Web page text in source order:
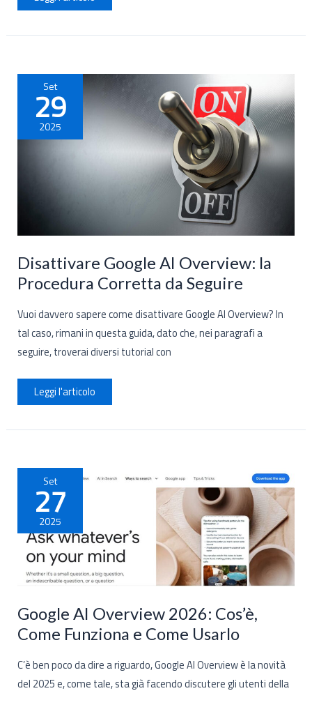
Online
con
i
Set
29
2025
Disattivare Google AI Overview: la
Procedura Corretta da Seguire
Vuoi davvero sapere come disattivare Google AI Overview? In
tal caso, rimani in questa guida, dato che, nei paragrafi a
seguire, troverai diversi tutorial con
Disattivare
Google
AI
la
Seguire
Leggi l'articolo
Set
27
2025
Google AI Overview 2026: Cos’è,
Come Funziona e Come Usarlo
C’è ben poco da dire a riguardo, Google AI Overview è la novità
del 2025 e, come tale, sta già facendo discutere gli utenti della